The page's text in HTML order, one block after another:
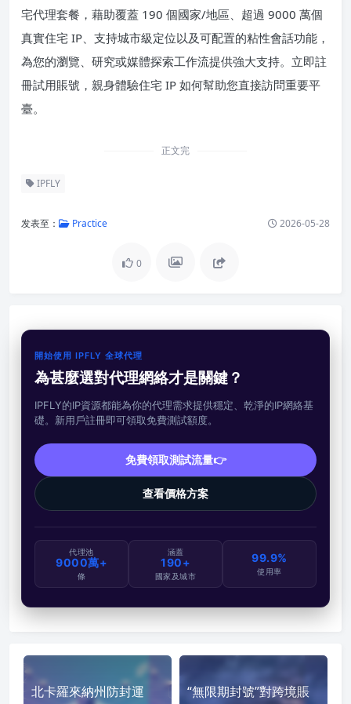
宅代理套餐，藉助覆蓋 190 個國家/地區、超過 9000 萬個
真實住宅 IP、支持城市級定位以及可配置的粘性會話功能，
為您的瀏覽、研究或媒體探索工作流提供強大支持。立即註
冊試用賬號，親身體驗住宅 IP 如何幫助您直接訪問重要平
臺。
正文完
IPFLY
发表至： Practice 2026-05-28
0
開始使用 IPFLY 全球代理
為甚麼選對代理網絡才是關鍵？
IPFLY的IP資源都能為你的代理需求提供穩定、乾淨的IP網絡基
礎。新用戶註冊即可領取免費測試額度。
免費領取測試流量👉
查看價格方案
代理池
9000萬+
條
涵蓋
190+
國家及城市
99.9%
使用率
北卡羅來納州防封運
“無限期封號”對跨境賬